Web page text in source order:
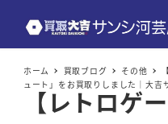
ホーム 買取ブログ その他
ュート」をお買取りしました｜大吉
【レトロゲ